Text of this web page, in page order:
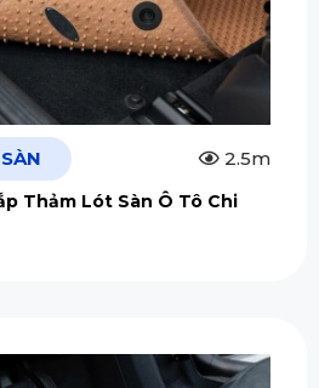
2.5m
Thảm Lót Sàn Ô Tô Chi